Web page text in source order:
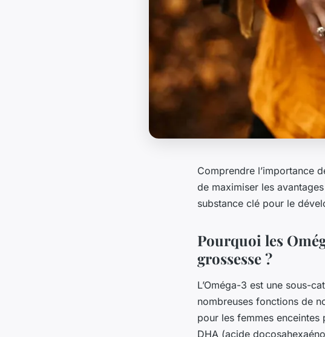
Comprendre l’importance
de maximiser les
substance clé pour le
Pourquoi les
grossesse ?
L’Oméga-3 est une sous-
nombreuses fonctions de
pour les femmes
DHA (acide